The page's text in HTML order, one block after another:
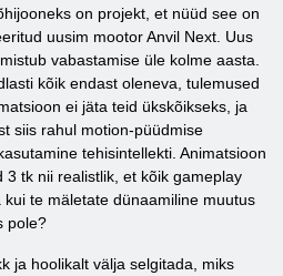
on projekt, et nüüd see on
uusim mootor Anvil Next. Uus
vabastamise üle kolme aasta.
kõik endast oleneva, tulemused
ei jäta teid ükskõikseks, ja
siis rahul motion-püüdmise
tehisintellekti. Animatsioon
3 tk nii realistlik, et kõik gameplay
te mäletate dünaamiline muutus
pole?
ja hoolikalt välja selgitada, miks